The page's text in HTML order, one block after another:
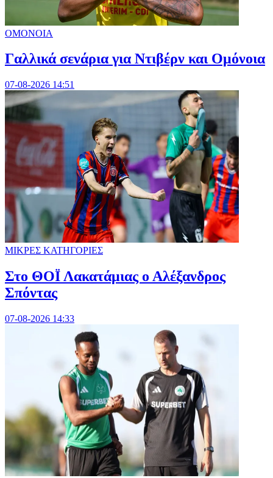
ΟΜΟΝΟΙΑ
Γαλλικά σενάρια για Ντιβέρν και Ομόνοια
07-08-2026 14:51
ΜΙΚΡΕΣ ΚΑΤΗΓΟΡΙΕΣ
Στο ΘΟΪ Λακατάμιας ο Αλέξανδρος
Σπόντας
07-08-2026 14:33